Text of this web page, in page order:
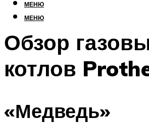
МЕНЮ
МЕНЮ
Обзор
котлов
«Медведь»